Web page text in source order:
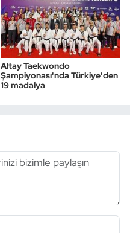
Altay Taekwondo
Şampiyonası'nda Türkiye'den
19 madalya